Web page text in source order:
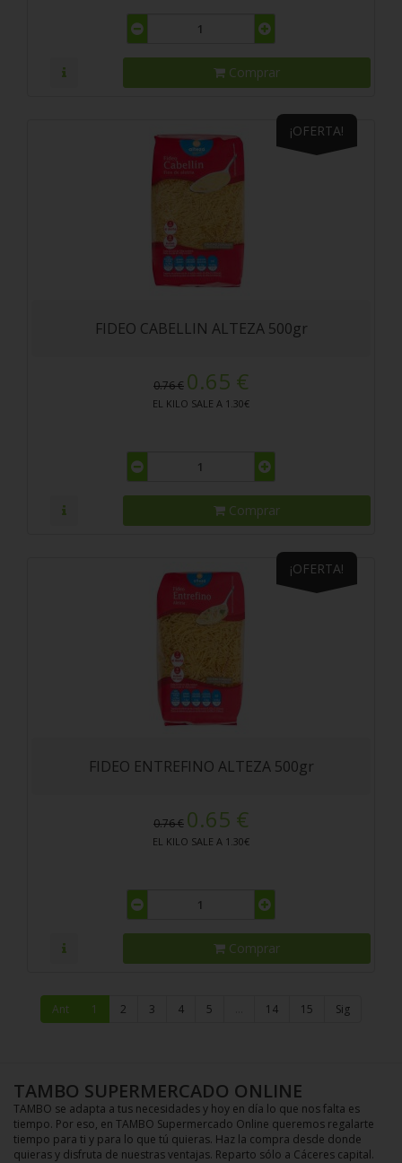
Comprar
¡OFERTA!
FIDEO CABELLIN ALTEZA 500gr
0.76 € 0.65 €
EL KILO SALE A 1.30€
Comprar
¡OFERTA!
FIDEO ENTREFINO ALTEZA 500gr
0.76 € 0.65 €
EL KILO SALE A 1.30€
Comprar
Ant 1 2 3 4 5 14 15 Sig
TAMBO SUPERMERCADO ONLINE
TAMBO se adapta a tus necesidades y hoy en día lo que nos falta es
tiempo. Por eso, en TAMBO Supermercado Online queremos regalarte
tiempo para ti y para lo que tú quieras. Haz la compra desde donde
quieras y disfruta de nuestras ventajas. Reparto sólo a Cáceres capital.